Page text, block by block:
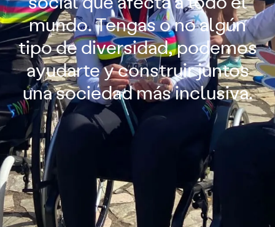
mundo. Tengas o no algún
tipo de diversidad, podemos
ayudarte y construir juntos
una sociedad más inclusiva.